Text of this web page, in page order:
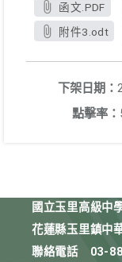
函文.PDF
附件3.odt
下架日期：
點擊率：
國立玉里高級中
花蓮縣玉里鎮中
聯絡電話
03-